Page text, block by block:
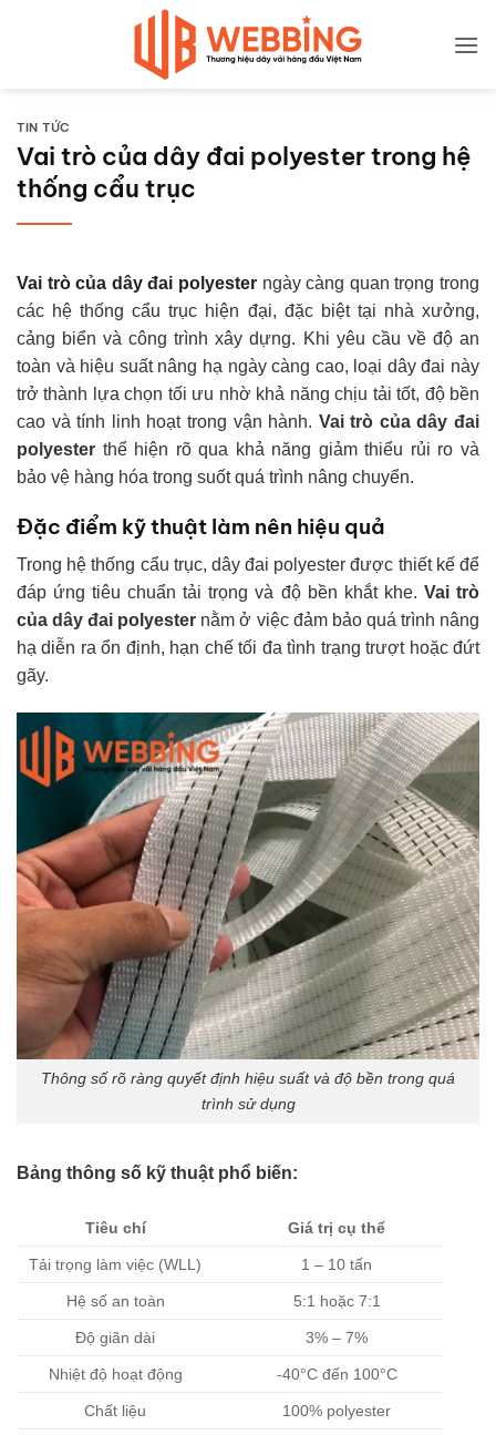
TIN TỨC
Vai trò của dây đai polyester trong hệ
thống cẩu trục
Vai trò của dây đai polyester ngày càng quan trọng trong
các hệ thống cẩu trục hiện đại, đặc biệt tại nhà xưởng,
cảng biển và công trình xây dựng. Khi yêu cầu về độ an
toàn và hiệu suất nâng hạ ngày càng cao, loại dây đai này
trở thành lựa chọn tối ưu nhờ khả năng chịu tải tốt, độ bền
cao và tính linh hoạt trong vận hành. Vai trò của dây đai
polyester thể hiện rõ qua khả năng giảm thiểu rủi ro và
bảo vệ hàng hóa trong suốt quá trình nâng chuyển.
Đặc điểm kỹ thuật làm nên hiệu quả
Trong hệ thống cẩu trục, dây đai polyester được thiết kế để
đáp ứng tiêu chuẩn tải trọng và độ bền khắt khe. Vai trò
của dây đai polyester nằm ở việc đảm bảo quá trình nâng
hạ diễn ra ổn định, hạn chế tối đa tình trạng trượt hoặc đứt
gãy.
Thông số rõ ràng quyết định hiệu suất và độ bền trong quá
trình sử dụng
Bảng thông số kỹ thuật phổ biến:
Tiêu chí Giá trị cụ thể
Tải trọng làm việc (WLL) 1 – 10 tấn
Hệ số an toàn 5:1 hoặc 7:1
Độ giãn dài 3% – 7%
Nhiệt độ hoạt động -40°C đến 100°C
Chất liệu 100% polyester